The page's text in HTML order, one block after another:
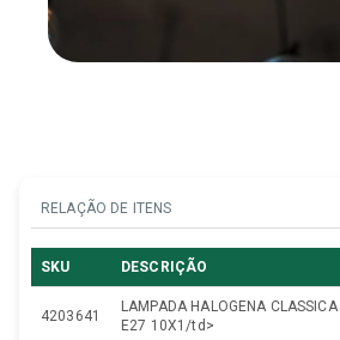
RELAÇÃO DE ITENS
SKU DESCRIÇÃO
4203641
LAMPADA HALOGENA
E27 10X1/td>